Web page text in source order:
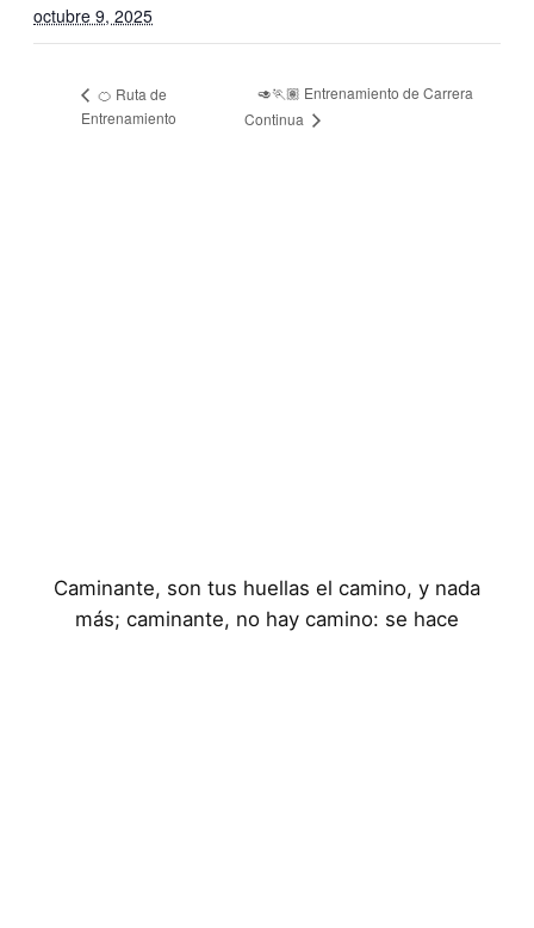
octubre 9, 2025
🍊 Ruta de
Entrenamiento
🥑🏃🏽 Entrenamiento de Carrera
Continua
Caminante, son tus huellas el camino, y nada
más; caminante, no hay camino: se hace